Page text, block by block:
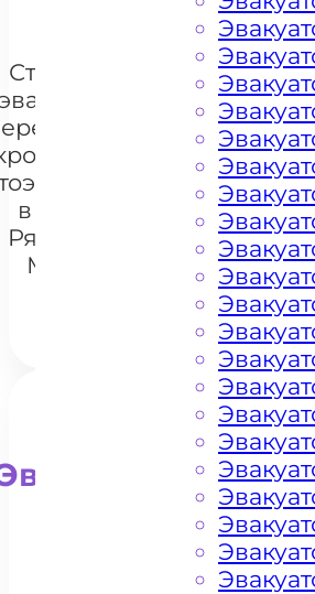
Стоимость
и
в районе
Рязанский
Москва
+7 985
для